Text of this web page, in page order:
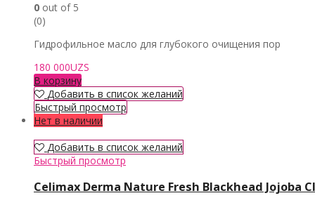
0 out of 5
(0)
Гидрофильное масло для глубокого очищения пор
180 000UZS
В корзину
Добавить в список желаний
Быстрый просмотр
Нет в наличии
Добавить в список желаний
Быстрый просмотр
Celimax Derma Nature Fresh Blackhead Jojoba